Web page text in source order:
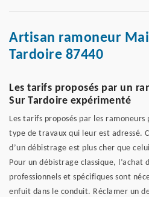
Artisan ramoneur
Tardoire 87440
Les tarifs proposés par un
Sur Tardoire expérimenté
Les tarifs proposés par les
type de travaux qui leur est adressé.
d’un débistrage est plus cher que
Pour un débistrage classique, l’achat
professionnels et spécifiques sont
enfuit dans le conduit. Réclamer un